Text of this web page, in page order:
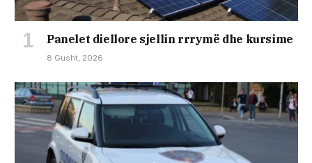
Panelet diellore sjellin rrrymë dhe kursime
8 Gusht, 2026